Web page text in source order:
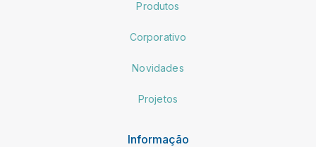
Produtos
Corporativo
Novidades
Projetos
Informação